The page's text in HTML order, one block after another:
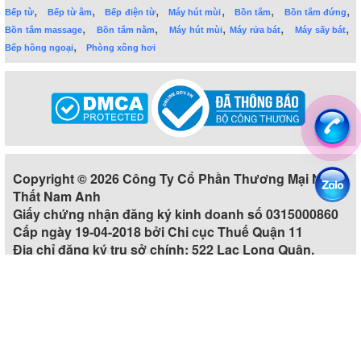
Bếp từ, Bếp từ âm,Bếp điện từ,Máy hút mùi, Bồn tắm, Bồn tắm đứng,
Bồn tắm massage,Bồn tắm nằm,Máy hút mùi,Máy rửa bát,Máy sấy bát,
Bếp hồng ngoại, Phòng xông hơi
Copyright © 2026 Công Ty Cổ Phần Thương Mại Nội
Thất Nam Anh
Giấy chứng nhận đăng ký kinh doanh số 0315000860
Cấp ngày 19-04-2018 bởi Chi cục Thuế Quận 11
Địa chỉ đăng ký trụ sở chính: 522 Lạc Long Quân,